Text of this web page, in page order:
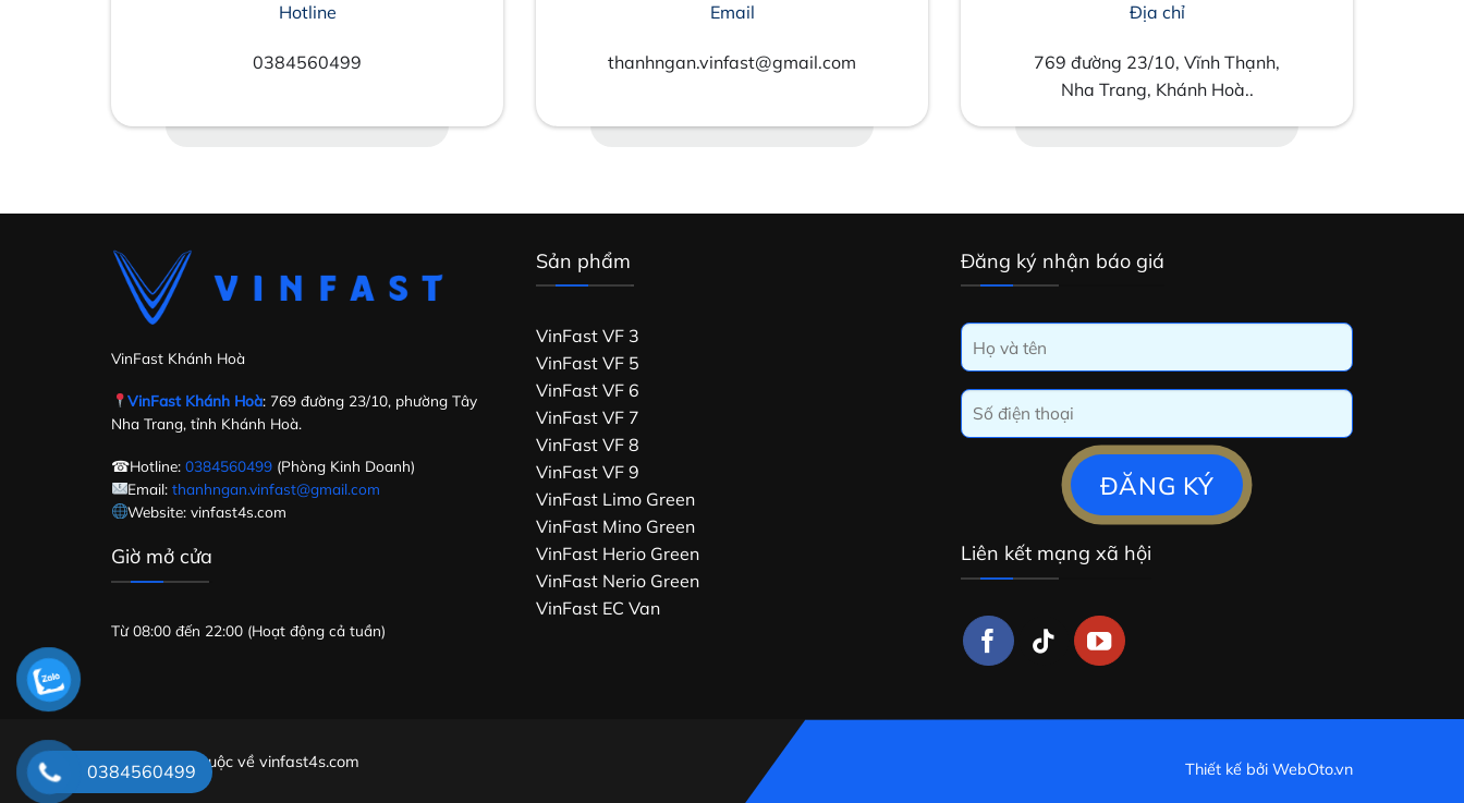
Hotline
0384560499
Email
thanhngan.vinfast@gmail.com
Địa chỉ
769 đường 23/10, Vĩnh Thạnh,
Nha Trang, Khánh Hoà..
VinFast Khánh Hoà
VinFast Khánh Hoà: 769 đường 23/10, phường Tây
Nha Trang, tỉnh Khánh Hoà.
☎Hotline: 0384560499 (Phòng Kinh Doanh)
Email:thanhngan.vinfast@gmail.com
Website: vinfast4s.com
Giờ mở cửa
Từ 08:00 đến 22:00 (Hoạt động cả tuần)
Sản phẩm
VinFast VF 3
VinFast VF 5
VinFast VF 6
VinFast VF 7
VinFast VF 8
VinFast VF 9
VinFast Limo Green
VinFast Mino Green
VinFast Herio Green
VinFast Nerio Green
VinFast EC Van
Đăng ký nhận báo giá
Liên kết mạng xã hội
Thiết kế bởi WebOto.vn
Bản quyền thuộc về vinfast4s.com
0384560499